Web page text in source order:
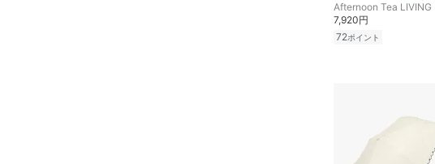
Afternoon Tea LIVING
7,920円
72ポイント